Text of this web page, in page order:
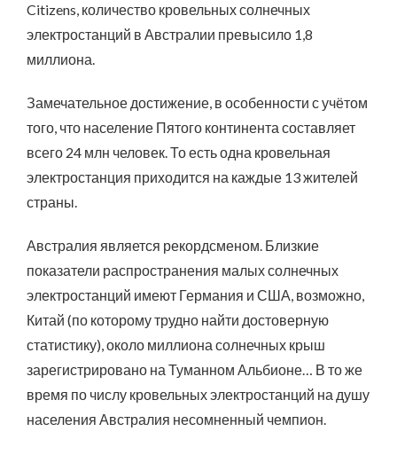
Citizens, количество кровельных солнечных
электростанций в Австралии превысило 1,8
миллиона.
Замечательное достижение, в особенности с учётом
того, что население Пятого континента составляет
всего 24 млн человек. То есть одна кровельная
электростанция приходится на каждые 13 жителей
страны.
Австралия является рекордсменом. Близкие
показатели распространения малых солнечных
электростанций имеют Германия и США, возможно,
Китай (по которому трудно найти достоверную
статистику), около миллиона солнечных крыш
зарегистрировано на Туманном Альбионе… В то же
время по числу кровельных электростанций на душу
населения Австралия несомненный чемпион.